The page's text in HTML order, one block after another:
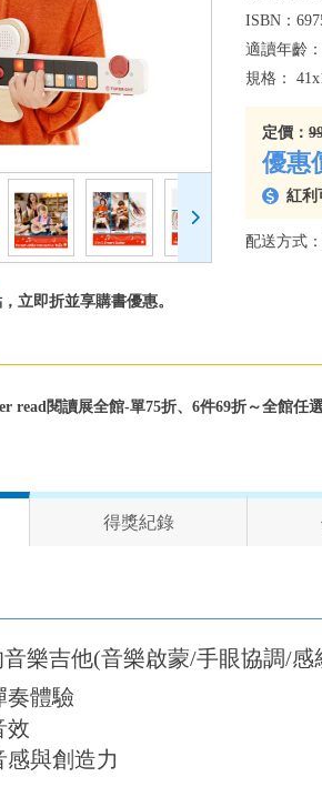
立即折並享購書優惠。
ISBN：
適讀年齡：
規格：
定價：
優惠
紅利
配送方式
read閱讀展全館-單75折、6件69折～全館任
得獎紀錄
音樂吉他(音樂啟蒙/手眼協調/感
奏體驗
效
與創造力